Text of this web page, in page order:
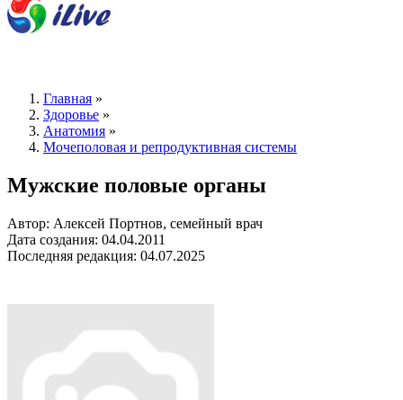
Главная »
Здоровье »
Анатомия »
Мочеполовая и репродуктивная системы
Мужские половые органы
Автор: Алексей Портнов, семейный врач
Дата создания: 04.04.2011
Последняя редакция: 04.07.2025